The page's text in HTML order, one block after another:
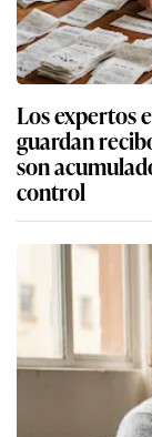
Los expertos
guardan
son
control